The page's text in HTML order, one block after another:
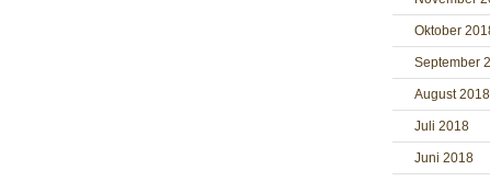
Oktober
September
August 2018
Juli 2018
Juni 2018